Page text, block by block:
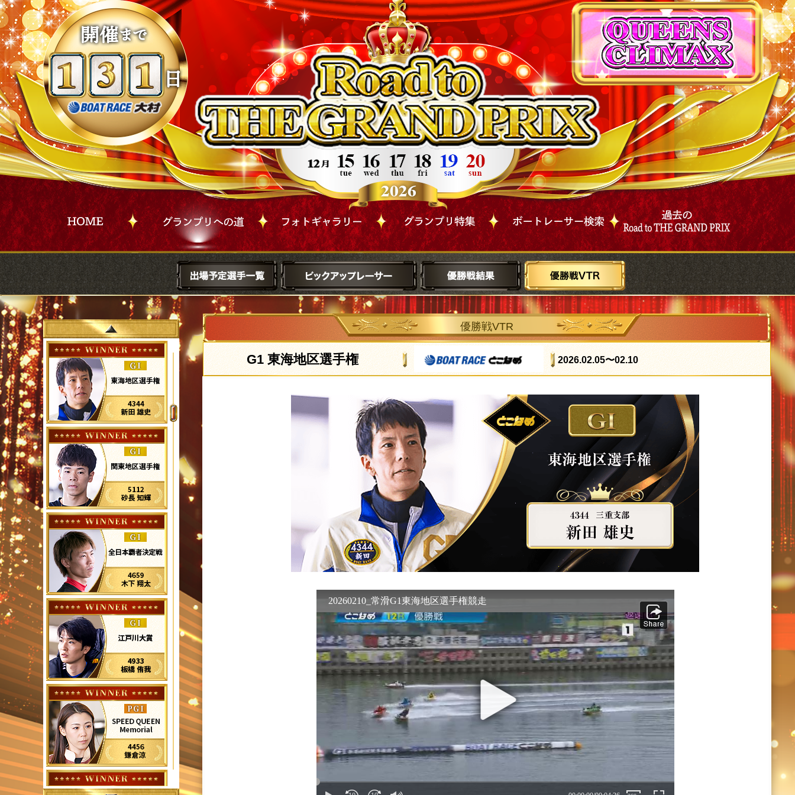
優勝戦VTR
東海地区選手権 2026.02.05〜02.10